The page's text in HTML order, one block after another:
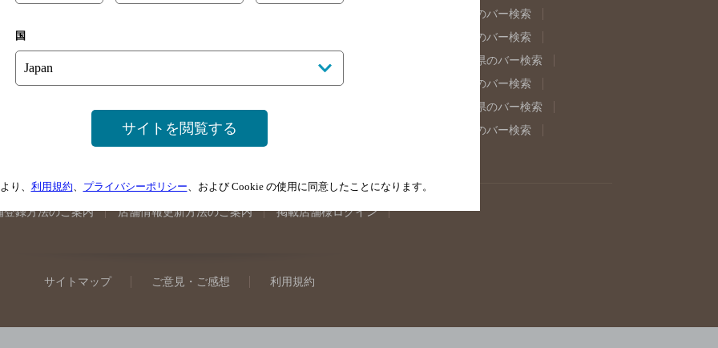
福島県のバー検索
県のバー検索
東京都のバー検索
玉県のバー検索
岐阜県のバー検索
県のバー検索
大阪府のバー検索 京都府のバー検索 兵庫県のバー検索
奈良県のバー検索
岡山県のバー検索 山口県のバー検索
島根県のバー検索
高知県のバー検索 福岡県のバー検索
佐賀県のバー検索
登録方法のご案内 店舗情報更新方法のご案内 掲載店舗様ログイン
サイトマップ ご意見・ご感想 利用規約
国
サイトを閲覧する
り、 利用規約、 プライバシーポリシー、および Cookie の使用に同意したことになります。